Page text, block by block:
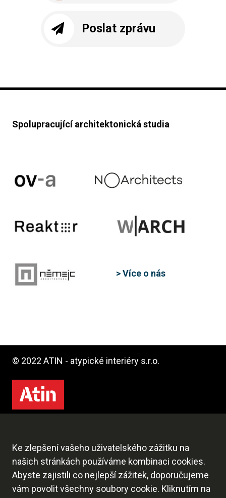
Poslat zprávu
Spolupracující architektonická studia
> Více o nás
© 2022 ATIN - atypické interiéry s.r.o.
Interiéry
Kuchyně
Subdodávky
Ke zlepšení vašeho uživatelského zážitku na
našich stránkách používáme kombinaci cookies.
Abyste zajistili co nejlepší zážitek, doporučujeme
vám povolit všechny soubory cookie. Kliknutím na